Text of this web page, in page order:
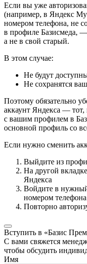
Если вы уже
(например, в Яндекс
номером телефона, не
в профиле Базисмеда,
а не в свой старый.
В этом случае:
Не будут
Не сохранятся
Поэтому обязательно
аккаунт Яндекса — тот,
с вашим профилем в
основной профиль со
Если нужно сменить
Выйдите из
На другой
Яндекса
Войдите в
номером телефона
Повторно
Вступить в «Базис
С вами свяжется
чтобы обсудить
Имя